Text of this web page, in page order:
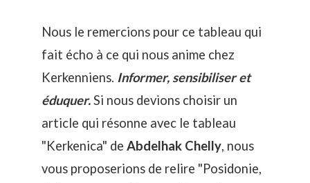
Nous le remercions pour ce tableau qui
fait écho à ce qui nous anime chez
Kerkenniens. Informer, sensibiliser et
éduquer.Si nous devions choisir un
article qui résonne avec le tableau
"Kerkenica" de Abdelhak Chelly, nous
vous proposerions de relire "Posidonie,